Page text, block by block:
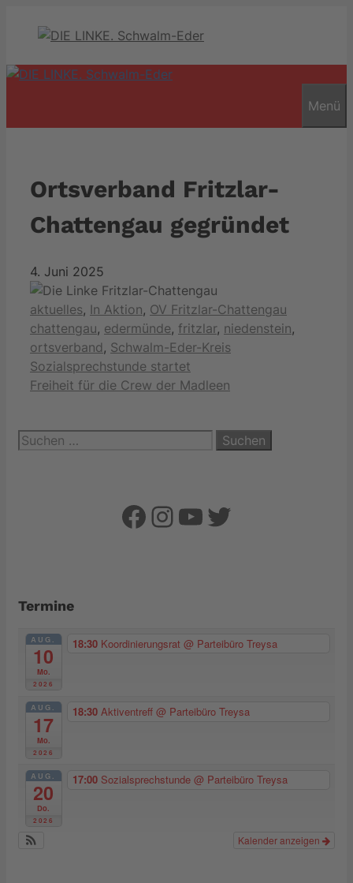
Menü
Ortsverband Fritzlar-
Chattengau gegründet
4. Juni 2025
Kategorien
aktuelles, In Aktion, OV Fritzlar-Chattengau
chattengau, edermünde, fritzlar, niedenstein,
ortsverband, Schwalm-Eder-Kreis
Sozialsprechstunde startet
Freiheit für die Crew der Madleen
Suchen
nach:
Facebook
Instagram
YouTube
Twitter
Termine
AUG.
10
Mo.
2026
18:30 Koordinierungsrat @ Parteibüro Treysa
AUG.
17
Mo.
2026
18:30 Aktiventreff @ Parteibüro Treysa
AUG.
20
Do.
2026
17:00 Sozialsprechstunde @ Parteibüro Treysa
Kalender anzeigen